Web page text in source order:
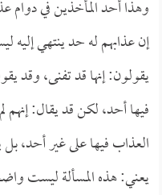
وهذا أحد المأخذين في
إن عذابهم له حد ينتهي إليه
يقولون: إنها قد تفنى، وقد
فيها أحد، لكن قد يقال: إنهم
العذاب فيها على غير أحد،
يعني: هذه المسألة ليست